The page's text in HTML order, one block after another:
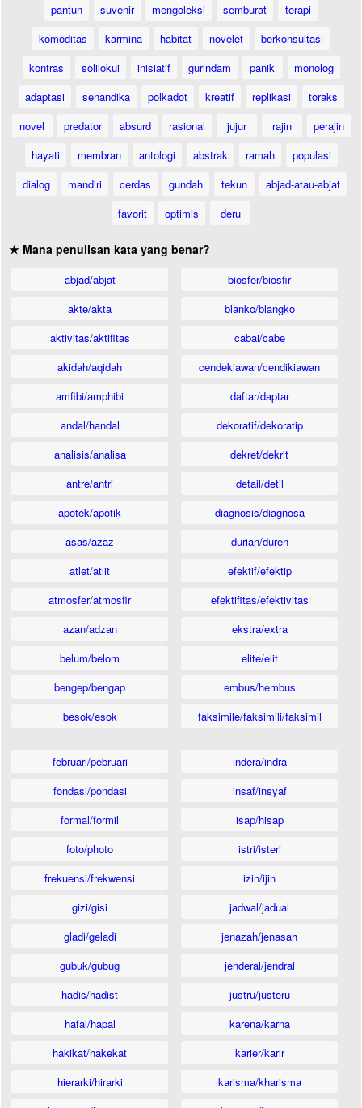
pantun
suvenir mengoleksi semburat
terapi
komoditas
karmina habitat novelet
berkonsultasi
kontras
solilokui inisiatif gurindam panik
monolog
adaptasi
senandika polkadot kreatif replikasi
toraks
novel
predator absurd rasional jujur rajin
perajin
hayati
membran antologi abstrak ramah
populasi
dialog
mandiri cerdas gundah tekun
abjad-atau-abjat
favorit
optimis deru
★ Mana penulisan kata yang benar?
abjad/abjat
akte/akta
aktivitas/aktifitas
akidah/aqidah
amfibi/amphibi
andal/handal
analisis/analisa
antre/antri
apotek/apotik
asas/azaz
atlet/atlit
atmosfer/atmosfir
azan/adzan
belum/belom
bengep/bengap
besok/esok
biosfer/biosfir
blanko/blangko
cabai/cabe
cendekiawan/cendikiawan
daftar/daptar
dekoratif/dekoratip
dekret/dekrit
detail/detil
diagnosis/diagnosa
durian/duren
efektif/efektip
efektifitas/efektivitas
ekstra/extra
elite/elit
embus/hembus
faksimile/faksimili/faksimil
februari/pebruari
fondasi/pondasi
formal/formil
foto/photo
frekuensi/frekwensi
gizi/gisi
gladi/geladi
gubuk/gubug
hadis/hadist
hafal/hapal
hakikat/hakekat
hierarki/hirarki
indera/indra
insaf/insyaf
isap/hisap
istri/isteri
izin/ijin
jadwal/jadual
jenazah/jenasah
jenderal/jendral
justru/justeru
karena/karna
karier/karir
karisma/kharisma